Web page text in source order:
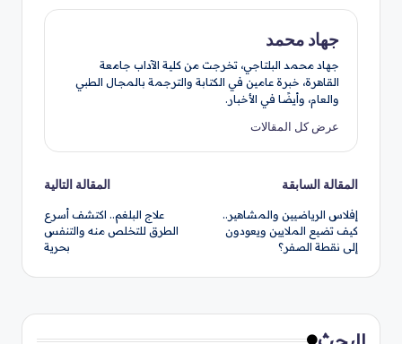
جهاد محمد
جهاد محمد البلتاجي، تخرجت من كلية الآداب جامعة
القاهرة، خبرة عامين في الكتابة والترجمة بالمجال الطبي
والعام، وأيضًا في الأخبار.
عرض كل المقالات
تصفّح
المقالات
المقالة السابقة
إفلاس الرياضيين والمشاهير..
كيف تضيع الملايين ويعودون
إلى نقطة الصفر؟
المقالة التالية
علاج البلغم.. اكتشف أسرع
الطرق للتخلص منه والتنفس
بحرية